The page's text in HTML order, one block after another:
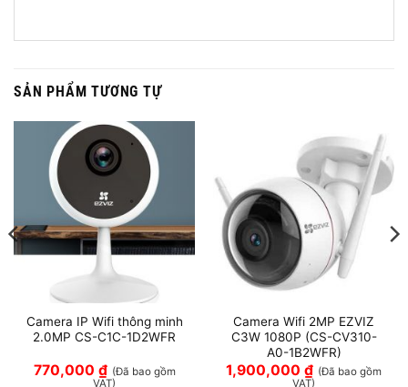
SẢN PHẨM TƯƠNG TỰ
Camera IP Wifi thông minh
2.0MP CS-C1C-1D2WFR
770,000 ₫ (Đã bao gồm
VAT)
Camera Wifi 2MP EZVIZ
C3W 1080P (CS-CV310-
A0-1B2WFR)
1,900,000 ₫ (Đã bao gồm
VAT)